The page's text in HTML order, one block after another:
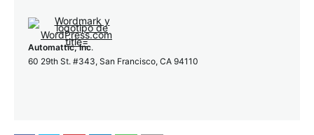
Automattic, Inc.
60 29th St. #343, San Francisco, CA 94110